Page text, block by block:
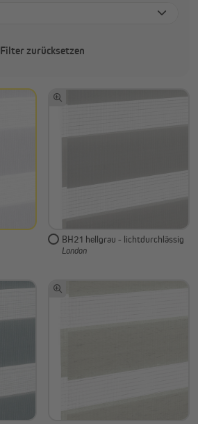
Filter zurücksetzen
BH21 hellgrau - lichtdurchlässig
London